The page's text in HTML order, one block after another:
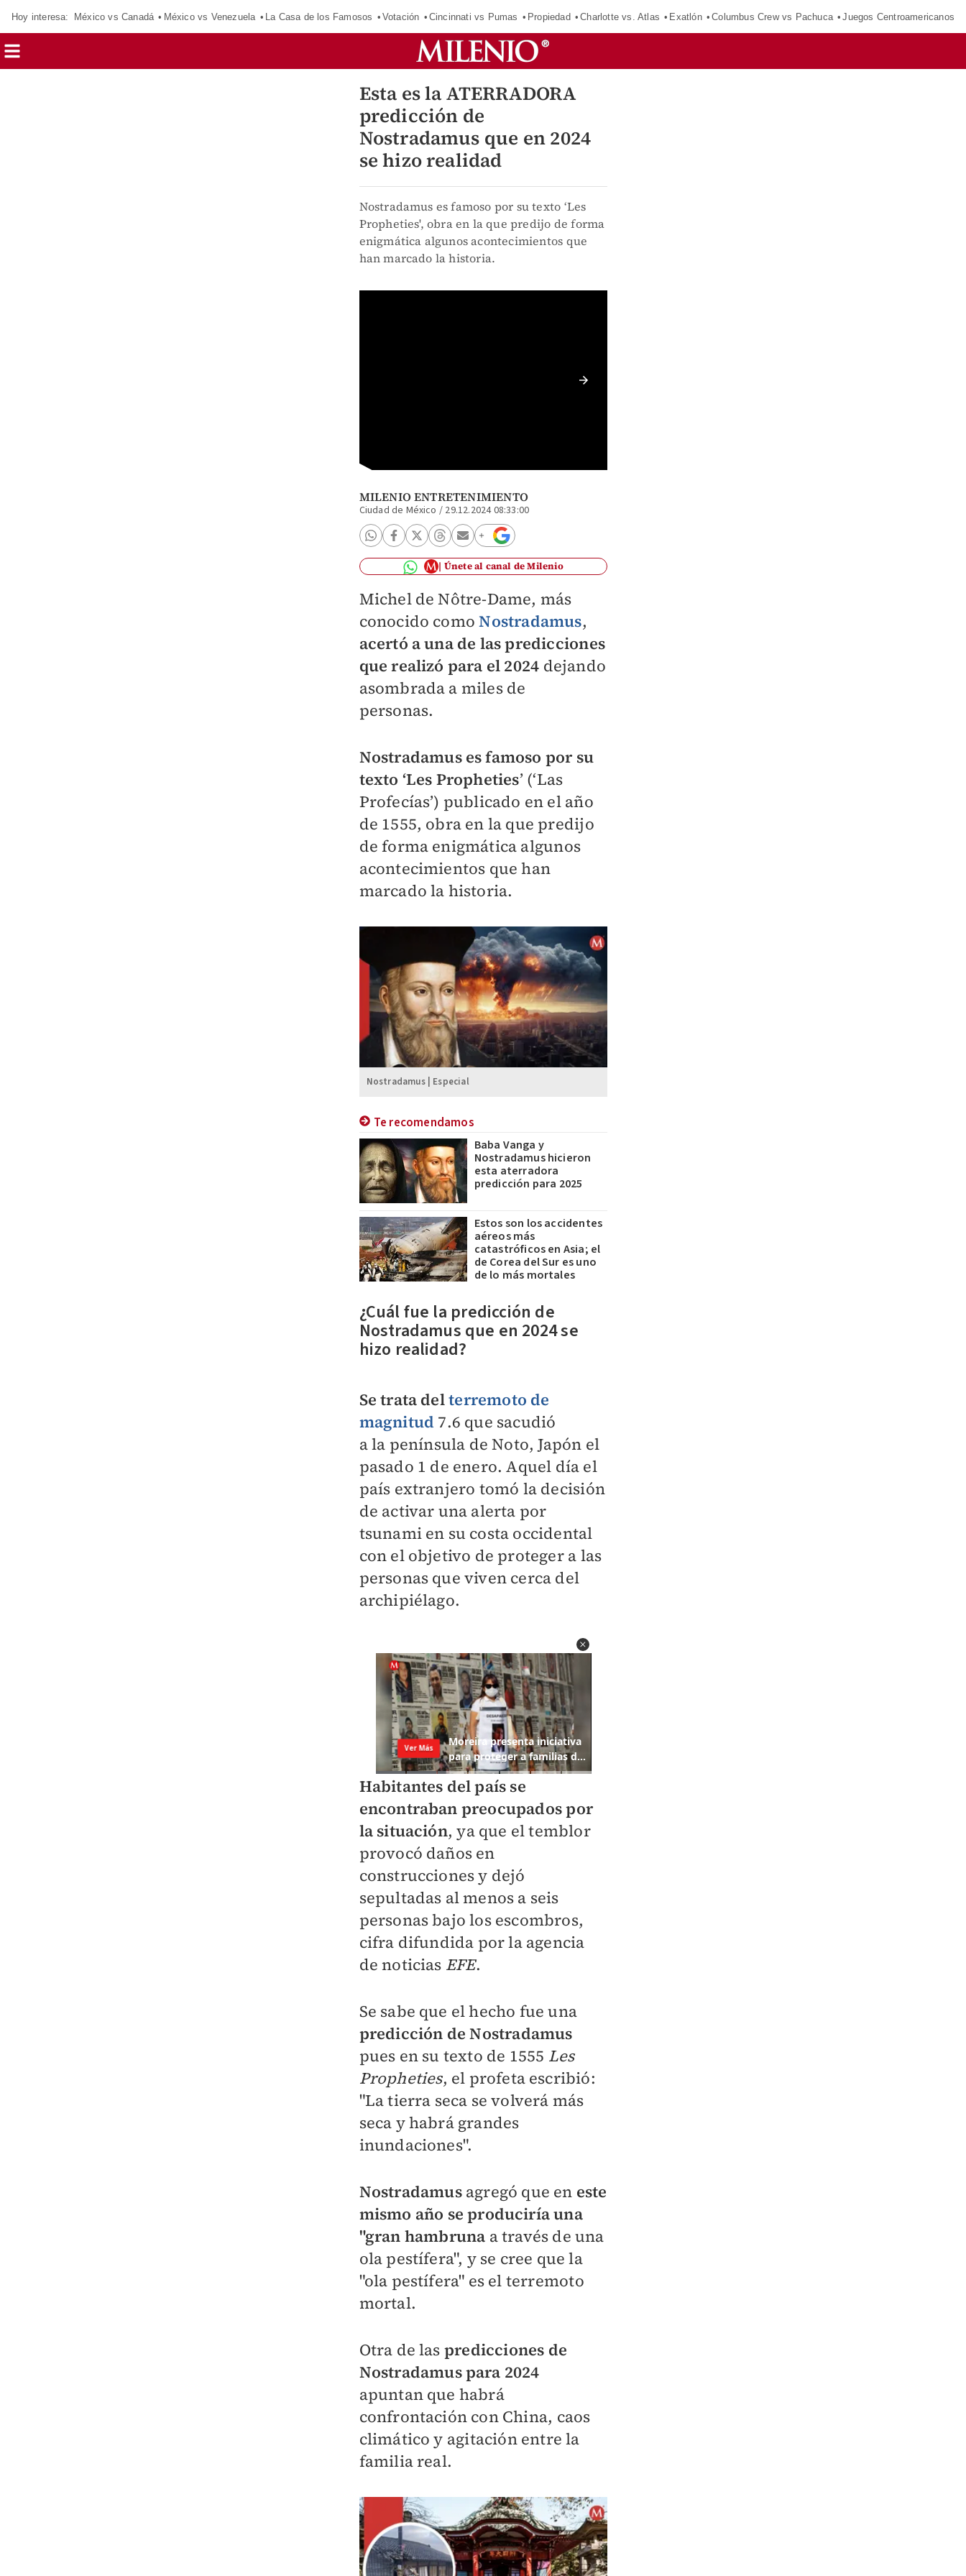
Hoy interesa: México vs Canadá México vs Venezuela La Casa de los Famosos Votación Cincinnati vs Pumas Propiedad Charlotte vs. Atlas Exatlón Columbus Crew vs Pachuca Juegos Centroamericanos
Esta es la ATERRADORA
predicción de
Nostradamus que en 2024
se hizo realidad
Nostradamus es famoso por su texto ‘Les
Propheties', obra en la que predijo de forma
enigmática algunos acontecimientos que
han marcado la historia.
MILENIO ENTRETENIMIENTO
Ciudad de México / 29.12.2024 08:33:00
Únete al canal de Milenio
Michel de Nôtre-Dame, más
conocido comoNostradamus,
acertó a una de las predicciones
que realizó para el 2024 dejando
asombrada a miles de
personas.
Nostradamus es famoso por su
texto ‘Les Propheties’ (‘Las
Profecías’) publicado en el año
de 1555, obra en la que predijo
de forma enigmática algunos
acontecimientos que han
marcado la historia.
Nostradamus | Especial
Te recomendamos
Baba Vanga y
Nostradamus hicieron
esta aterradora
predicción para 2025
Estos son los accidentes
aéreos más
catastróficos en Asia; el
de Corea del Sur es uno
de lo más mortales
¿Cuál fue la predicción de
Nostradamus que en 2024 se
hizo realidad?
Se trata delterremoto de
magnitud 7.6 que sacudió
ala península de Noto, Japón el
pasado 1 de enero. Aquel día el
país extranjero tomó la decisión
de activar una alerta por
tsunami en su costa occidental
con el objetivo de proteger a las
personas que viven cerca del
archipiélago.
Habitantes del país se
encontraban preocupados por
la situación, ya que el temblor
provocó daños en
construcciones y dejó
sepultadas al menos a seis
personas bajo los escombros,
cifra difundida por la agencia
de noticias EFE.
Se sabe que el hecho fue una
predicción deNostradamus
pues en su texto de 1555 Les
Propheties, el profeta escribió:
"La tierra seca se volverá más
seca y habrá grandes
inundaciones".
Nostradamusagregó que en este
mismo año se produciría una
"gran hambruna a través de una
ola pestífera", y se cree que la
"ola pestífera" es el terremoto
mortal.
Otra de las predicciones de
Nostradamus para 2024
apuntan que habrá
confrontación con China, caos
climático y agitación entre la
familia real.